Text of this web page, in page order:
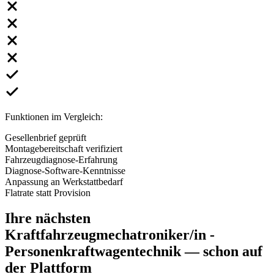
Funktionen im Vergleich:
Gesellenbrief geprüft
Montagebereitschaft verifiziert
Fahrzeugdiagnose-Erfahrung
Diagnose-Software-Kenntnisse
Anpassung an Werkstattbedarf
Flatrate statt Provision
Ihre nächsten
Kraftfahrzeugmechatroniker/in -
Personenkraftwagentechnik— schon auf
der Plattform